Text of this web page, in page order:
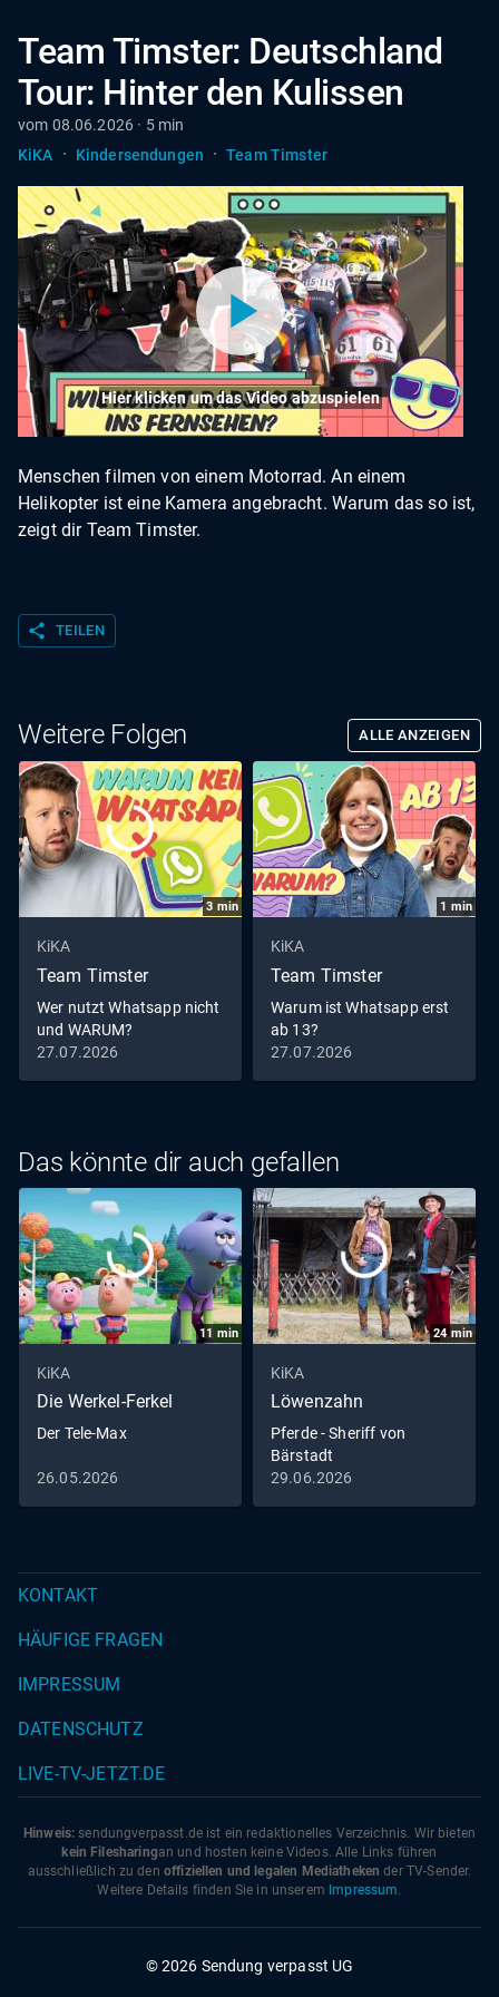
Team Timster: Deutschland
Tour: Hinter den Kulissen
vom 08.06.2026 · 5 min
KiKA
· Kindersendungen · Team Timster
Hier klicken um das Video abzuspielen
Menschen filmen von einem Motorrad. An einem
Helikopter ist eine Kamera angebracht. Warum das so ist,
zeigt dir Team Timster.
share TEILEN
Weitere Folgen ALLE ANZEIGEN
3 min
KiKA
Team Timster
Wer nutzt Whatsapp nicht
und WARUM?
27.07.2026
1 min
KiKA
Team Timster
Warum ist Whatsapp erst
ab 13?
27.07.2026
Das könnte dir auch gefallen
11 min
KiKA
Die Werkel-Ferkel
Der Tele-Max
26.05.2026
24 min
KiKA
Löwenzahn
Pferde - Sheriff von
Bärstadt
29.06.2026
KONTAKT
HÄUFIGE FRAGEN
IMPRESSUM
DATENSCHUTZ
LIVE-TV-JETZT.DE
Hinweis: sendungverpasst.de ist ein redaktionelles Verzeichnis. Wir bieten
kein Filesharingan und hosten keine Videos. Alle Links führen
ausschließlich zu den offiziellen und legalen Mediatheken der TV-Sender.
Weitere Details finden Sie in unserem Impressum.
© 2026 Sendung verpasst UG